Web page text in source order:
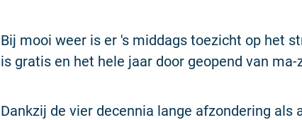
Bij mooi weer is er 's middags toezicht op het
is gratis en het hele jaar door geopend van ma-
Dankzij de vier decennia lange afzondering als